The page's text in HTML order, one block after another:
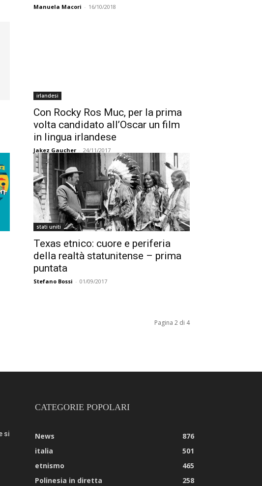
Manuela Macori - 16/10/2018
irlandesi
Con Rocky Ros Muc, per la prima
volta candidato all’Oscar un film
in lingua irlandese
Jakez Gaucher - 24/11/2017
stati uniti
Texas etnico: cuore e periferia
della realtà statunitense – prima
puntata
Stefano Bossi - 01/09/2017
Pagina 2 di 4
si
CATEGORIE POPOLARI
News
876
italia
501
etnismo
465
Polinesia in diretta
258